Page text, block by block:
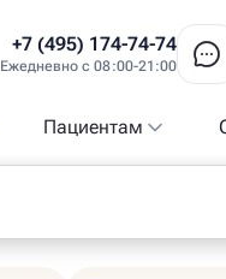
+7 (495) 174-74-74
Ежедневно с 08:00-21:00
Пациентам